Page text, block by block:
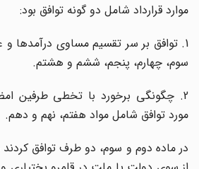
موارد قرارداد شامل دو گونه توافق بود:
1. توافق بر سر تقسیم مساوی درآمدها و
سوم، چهارم، پنجم، ششم و هشتم.
2. چگونگی برخورد با تخطی طرفین
مورد توافق شامل مواد هفتم، نهم و دهم.
در ماده دوم و سوم، دو طرف توافق کردند